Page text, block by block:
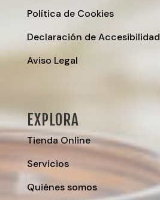
Política de Cookies
Declaración de Accesibilidad
Aviso Legal
EXPLORA
Tienda Online
Servicios
Quiénes somos